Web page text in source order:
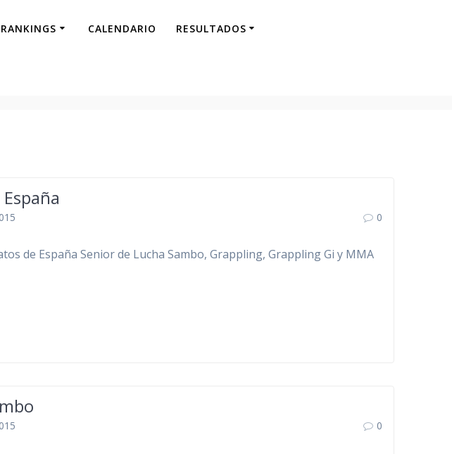
RANKINGS CALENDARIO RESULTADOS
0
de España Senior de Lucha Sambo, Grappling, Grappling Gi y MMA
0